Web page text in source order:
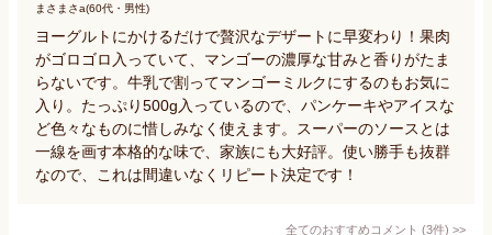
まさまさa(60代・男性)
ヨーグルトにかけるだけで贅沢なデザートに早変わり！果肉
がゴロゴロ入っていて、マンゴーの濃厚な甘みと香りがたま
らないです。牛乳で割ってマンゴーミルクにするのもお気に
入り。たっぷり500g入っているので、パンケーキやアイスな
ど色々なものに惜しみなく使えます。スーパーのソースとは
一線を画す本格的な味で、家族にも大好評。使い勝手も抜群
なので、これは間違いなくリピート決定です！
全てのおすすめコメント (3件) >